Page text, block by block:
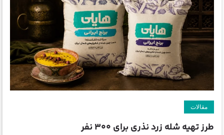
مقالات
طرز تهیه شله زرد نذری برای ۳۰۰ نفر